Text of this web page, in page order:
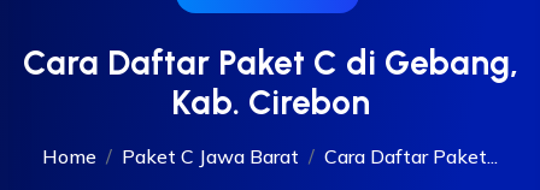
Cara Daftar Paket C di Gebang,
Kab. Cirebon
Home Paket C Jawa Barat Cara Daftar Paket...